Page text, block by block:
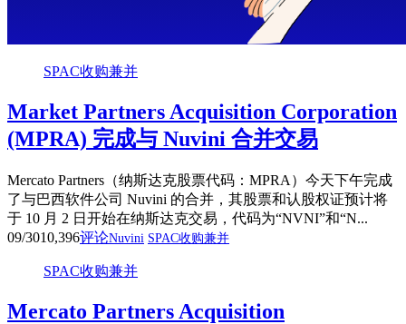
SPAC收购兼并
Market Partners Acquisition Corporation
(MPRA) 完成与 Nuvini 合并交易
Mercato Partners（纳斯达克股票代码：MPRA）今天下午完成
了与巴西软件公司 Nuvini 的合并，其股票和认股权证预计将
于 10 月 2 日开始在纳斯达克交易，代码为“NVNI”和“N...
09/3010,396评论Nuvini SPAC收购兼并
SPAC收购兼并
Mercato Partners Acquisition